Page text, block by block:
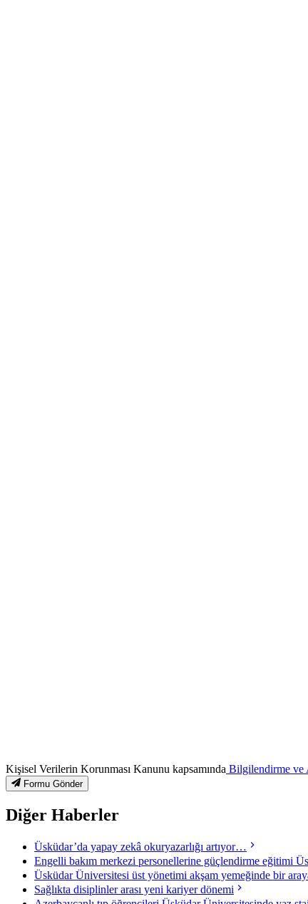
Kişisel Verilerin Korunması Kanunu kapsamında Bilgilendirme ve
Formu Gönder
Diğer Haberler
Üsküdar’da yapay zekâ okuryazarlığı artıyor…
Engelli bakım merkezi personellerine güçlendirme eğitimi
Üsküdar Üniversitesi üst yönetimi akşam yemeğinde bir
Sağlıkta disiplinler arası yeni kariyer dönemi